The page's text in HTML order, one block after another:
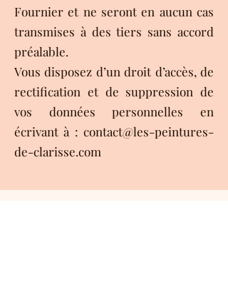
Fournier et ne seront en aucun cas
transmises à des tiers sans accord
préalable.
Vous disposez d’un droit d’accès, de
rectification et de suppression de
vos données personnelles en
écrivant à : contact@les-peintures-
de-clarisse.com